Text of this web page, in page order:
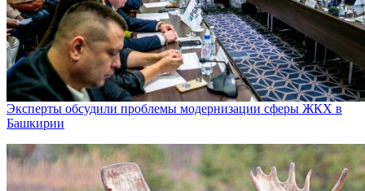
Эксперты обсудили проблемы модернизации сферы ЖКХ в
Башкирии